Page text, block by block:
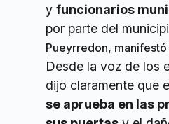
y funcionarios
por parte del
Pueyrredon,
Desde la voz de los
dijo claramente que
se aprueba en las